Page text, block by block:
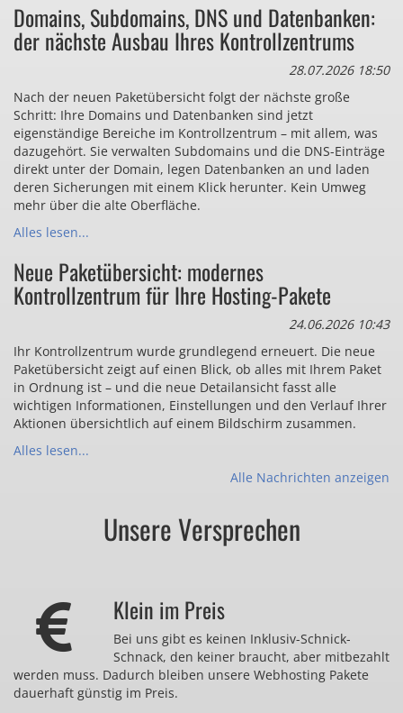
Domains, Subdomains, DNS und Datenbanken:
der nächste Ausbau Ihres Kontrollzentrums
28.07.2026 18:50
Nach der neuen Paketübersicht folgt der nächste große
Schritt: Ihre Domains und Datenbanken sind jetzt
eigenständige Bereiche im Kontrollzentrum – mit allem, was
dazugehört. Sie verwalten Subdomains und die DNS-Einträge
direkt unter der Domain, legen Datenbanken an und laden
deren Sicherungen mit einem Klick herunter. Kein Umweg
mehr über die alte Oberfläche.
Alles lesen...
Neue Paketübersicht: modernes
Kontrollzentrum für Ihre Hosting-Pakete
24.06.2026 10:43
Ihr Kontrollzentrum wurde grundlegend erneuert. Die neue
Paketübersicht zeigt auf einen Blick, ob alles mit Ihrem Paket
in Ordnung ist – und die neue Detailansicht fasst alle
wichtigen Informationen, Einstellungen und den Verlauf Ihrer
Aktionen übersichtlich auf einem Bildschirm zusammen.
Alles lesen...
Alle Nachrichten anzeigen
Unsere Versprechen
Klein im Preis
Bei uns gibt es keinen Inklusiv-Schnick-
Schnack, den keiner braucht, aber mitbezahlt
werden muss. Dadurch bleiben unsere Webhosting Pakete
dauerhaft günstig im Preis.